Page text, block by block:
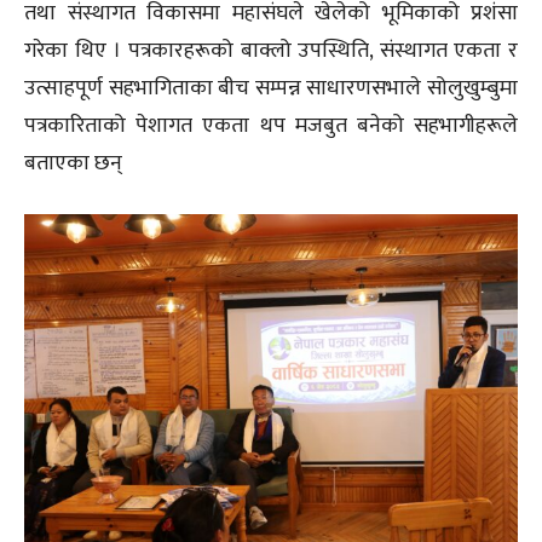
तथा संस्थागत विकासमा महासंघले खेलेको भूमिकाको प्रशंसा
गरेका थिए । पत्रकारहरूको बाक्लो उपस्थिति, संस्थागत एकता र
उत्साहपूर्ण सहभागिताका बीच सम्पन्न साधारणसभाले सोलुखुम्बुमा
पत्रकारिताको पेशागत एकता थप मजबुत बनेको सहभागीहरूले
बताएका छन्